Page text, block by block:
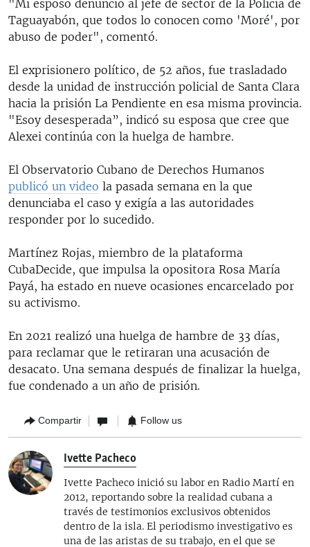
"Mi esposo denunció al jefe de sector de la Policía de
Taguayabón, que todos lo conocen como 'Moré', por
abuso de poder", comentó.
El exprisionero político, de 52 años, fue trasladado
desde la unidad de instrucción policial de Santa Clara
hacia la prisión La Pendiente en esa misma provincia.
"Esoy desesperada”, indicó su esposa que cree que
Alexei continúa con la huelga de hambre.
El Observatorio Cubano de Derechos Humanos
publicó un video la pasada semana en la que
denunciaba el caso y exigía a las autoridades
responder por lo sucedido.
Martínez Rojas, miembro de la plataforma
CubaDecide, que impulsa la opositora Rosa María
Payá, ha estado en nueve ocasiones encarcelado por
su activismo.
En 2021 realizó una huelga de hambre de 33 días,
para reclamar que le retiraran una acusación de
desacato. Una semana después de finalizar la huelga,
fue condenado a un año de prisión.
Compartir Follow us
Ivette Pacheco
Ivette Pacheco inició su labor en Radio Martí en
2012, reportando sobre la realidad cubana a
través de testimonios exclusivos obtenidos
dentro de la isla. El periodismo investigativo es
una de las aristas de su trabajo, en el que se